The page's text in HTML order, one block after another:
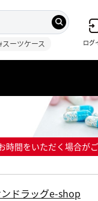
スーツケース ログ
間をいただく場合が
ドラッグe-shop